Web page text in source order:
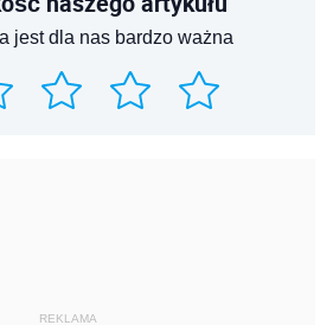
jest dla nas bardzo ważna
REKLAMA